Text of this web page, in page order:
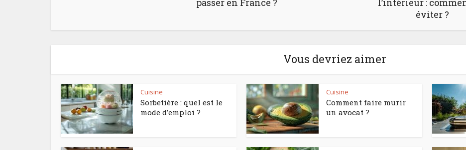
passer en France ?
l’intérieur :
éviter ?
Vous devriez aimer
Cuisine
Sorbetière : quel est le
mode d’emploi ?
Cuisine
Comment faire murir
un avocat ?